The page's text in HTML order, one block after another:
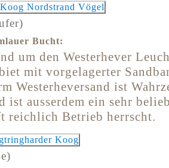
Bucht:
um den Westerhever
mit vorgelagerter
Westerheversand ist
ist ausserdem ein sehr
reichlich Betrieb herrscht.